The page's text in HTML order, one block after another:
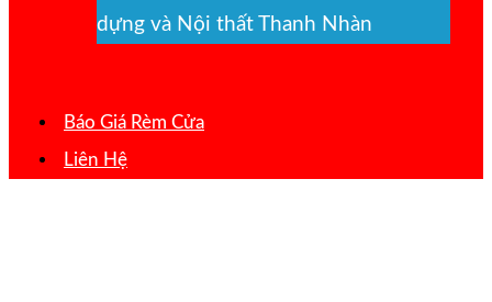
dựng và Nội thất Thanh Nhàn
Báo Giá Rèm Cửa
Liên Hệ